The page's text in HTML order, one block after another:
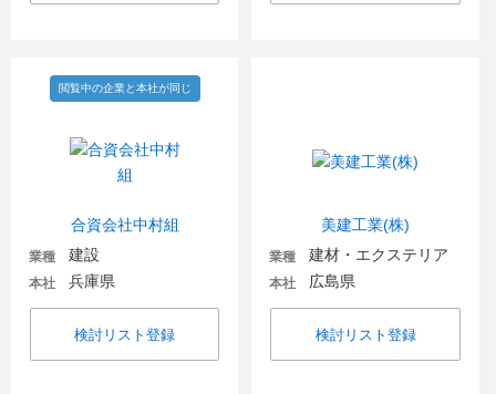
合資会社中村組
閲覧中の企業と本社が同じ
業種 建設
本社 兵庫県
検討リスト登録
美建工業(株)
業種 建材・エクステリア
本社 広島県
検討リスト登録